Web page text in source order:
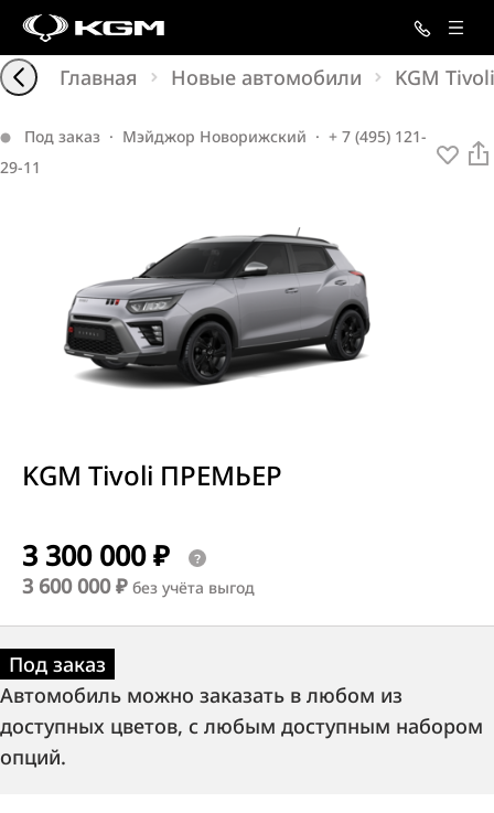
Главная Новые автомобили KGM Tivoli
Под заказ · Мэйджор Новорижский · + 7 (495) 121-
29-11
KGM Tivoli ПРЕМЬЕР
3 300 000 ₽
3 600 000 ₽ без учёта выгод
Под заказ
Автомобиль можно заказать в любом из
доступных цветов, с любым доступным набором
опций.